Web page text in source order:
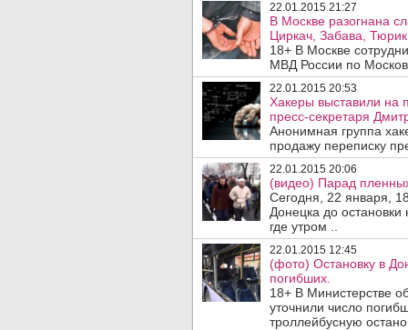
22.01.2015 21:27
В Москве разогнана
Циркач, Забава,
18+ В Москве
МВД России по
22.01.2015 20:53
Хакеры выставили на
пресс-секретаря
Анонимная группа
продажу переписку
22.01.2015 20:06
(видео) Парад
Сегодня, 22 января,
Донецка до
где утром ..
22.01.2015 12:45
(фото) Остановку в
погибших.
18+ В Министерстве
уточнили число
троллейбусную